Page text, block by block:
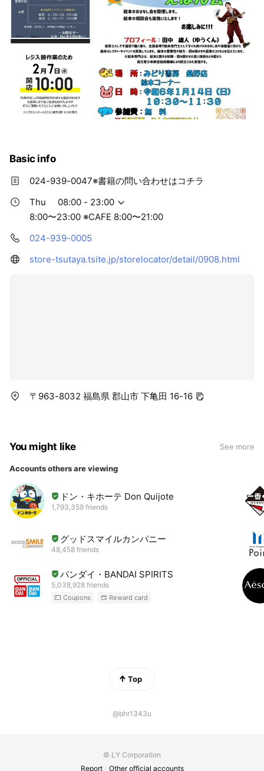
Basic info
024-939-0047※書籍の問い合わせはコチラ
Thu
08:00 - 23:00
8:00〜23:00 ※CAFE 8:00〜21:00
024-939-0005
store-tsutaya.tsite.jp/storelocator/detail/0908.html
〒963-8032 福島県 郡山市 下亀田 16-16
You might like See more
Accounts others are viewing
ドン・キホーテ Don Quijote
1,793,359 friends
グッドスマイルカンパニー
48,458 friends
バンダイ・BANDAI SPIRITS
5,038,928 friends
Coupons Reward card
Top
@bhr1343u
© LY Corporation
Report
Other official accounts